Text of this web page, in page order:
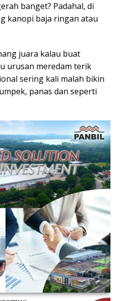
banget? Padahal, di
kanopi baja ringan atau
juara kalau buat
urusan meredam terik
sering kali malah bikin
panas dan seperti